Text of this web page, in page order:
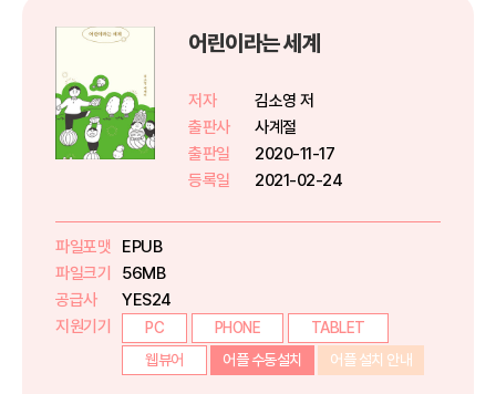
어린이라는 세계
저자
김소영 저
출판사
사계절
출판일
2020-11-17
등록일
2021-02-24
파일포맷
EPUB
파일크기
56MB
공급사
YES24
지원기기
PC PHONE
TABLET
웹뷰어
어플 수동설치 어플 설치 안내